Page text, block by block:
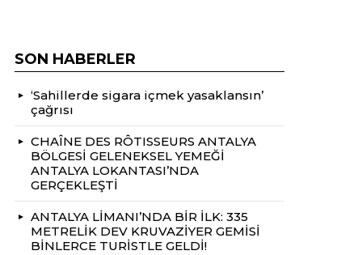
SON HABERLER
‘Sahillerde sigara içmek yasaklansın’
çağrısı
CHAÎNE DES RÔTISSEURS ANTALYA
BÖLGESİ GELENEKSEL YEMEĞİ
ANTALYA LOKANTASI’NDA
GERÇEKLEŞTİ
ANTALYA LİMANI’NDA BİR İLK: 335
METRELİK DEV KRUVAZİYER GEMİSİ
BİNLERCE TURİSTLE GELDİ!